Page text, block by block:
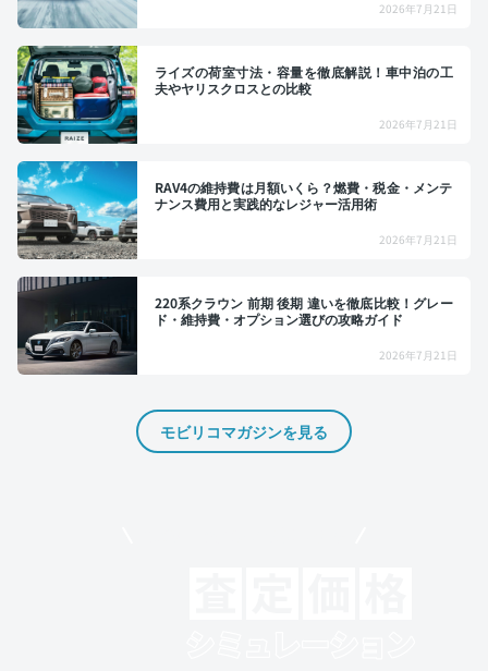
2026年7月21日
ライズの荷室寸法・容量を徹底解説！車中泊の工
夫やヤリスクロスとの比較
2026年7月21日
RAV4の維持費は月額いくら？燃費・税金・メンテ
ナンス費用と実践的なレジャー活用術
2026年7月21日
220系クラウン 前期 後期 違いを徹底比較！グレー
ド・維持費・オプション選びの攻略ガイド
2026年7月21日
モビリコマガジンを見る